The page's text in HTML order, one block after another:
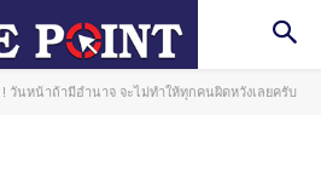
วันหน้าถ้ามีอำนาจ จะไม่ทำให้ทุกคนผิดหวังเลยครับ